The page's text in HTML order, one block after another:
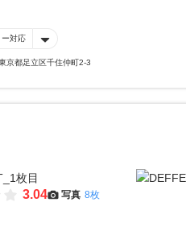
ー対応
京都足立区千住仲町2-3
3.04 写真 8枚